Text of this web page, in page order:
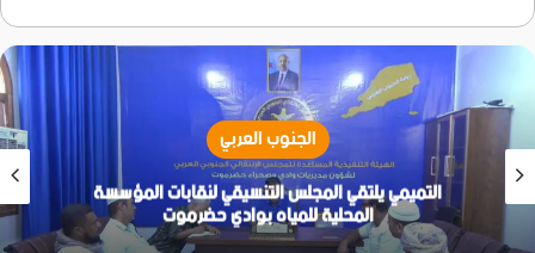
الجنوب العربي
التميمي يلتقي المجلس التنسيقي لنقابات المؤسسة
المحلية للمياه بوادي حضرموت